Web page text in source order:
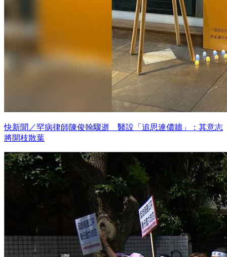
快新聞／罕病律師陳俊翰驟逝 醫設「追思連儂牆」：其意志
將開枝散葉